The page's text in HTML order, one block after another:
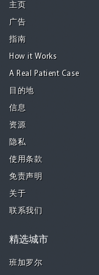
主页
广告
指南
How it Works
A Real Patient Case
目的地
信息
资源
隐私
使用条款
免责声明
关于
联系我们
精选城市
班加罗尔